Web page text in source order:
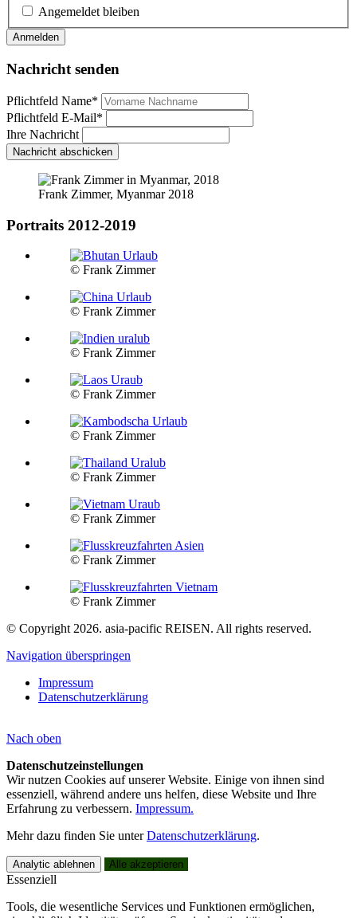
Angemeldet bleiben
Anmelden
Nachricht senden
Pflichtfeld Name*
Pflichtfeld E-Mail*
Ihre Nachricht
Nachricht abschicken
Frank Zimmer, Myanmar 2018
Portraits 2012-2019
© Frank Zimmer
© Frank Zimmer
© Frank Zimmer
© Frank Zimmer
© Frank Zimmer
© Frank Zimmer
© Frank Zimmer
© Frank Zimmer
© Frank Zimmer
© Copyright 2026. asia-pacific REISEN. All rights reserved.
Navigation überspringen
Impressum
Datenschutzerklärung
Nach oben
Datenschutzeinstellungen
Wir nutzen Cookies auf unserer Website. Einige von ihnen sind
essenziell, während andere uns helfen, diese Website und Ihre
Erfahrung zu verbessern. Impressum.
Mehr dazu finden Sie unterDatenschutzerklärung.
Analytic ablehnen Alle akzeptieren
Essenziell
Tools, die wesentliche Services und Funktionen ermöglichen,